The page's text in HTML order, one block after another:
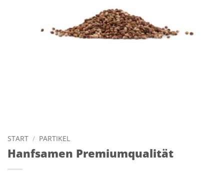
START / PARTIKEL
Hanfsamen Premiumqualität